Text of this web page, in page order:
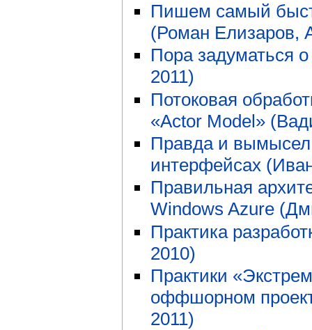
Пишем самый
(Роман Елизаров,
Пора задуматься
2011)
Потоковая
«Actor Model»
Правда и вымысел
интерфейсах
Правильная
Windows Azure
Практика
2010)
Практики
оффшорном
2011)